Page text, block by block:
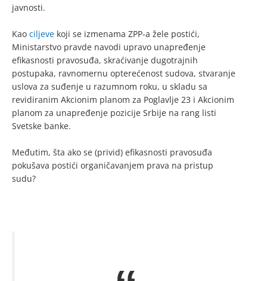
javnosti.
Kao ciljeve koji se izmenama ZPP-a žele postići,
Ministarstvo pravde navodi upravo unapređenje
efikasnosti pravosuđa, skraćivanje dugotrajnih
postupaka, ravnomernu opterećenost sudova, stvaranje
uslova za suđenje u razumnom roku, u skladu sa
revidiranim Akcionim planom za Poglavlje 23 i Akcionim
planom za unapređenje pozicije Srbije na rang listi
Svetske banke.
Međutim, šta ako se (privid) efikasnosti pravosuđa
pokušava postići organičavanjem prava na pristup
sudu?